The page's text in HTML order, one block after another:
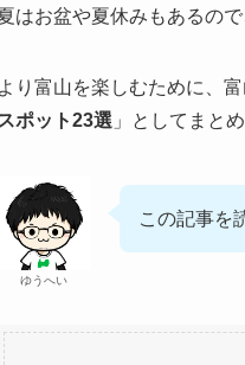
はお盆や夏休みもあるの
より富山を楽しむために、
スポット23選 」としてまと
ゆうへい
この記事を